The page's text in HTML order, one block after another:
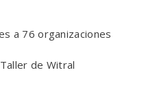
a 76 organizaciones
de Witral